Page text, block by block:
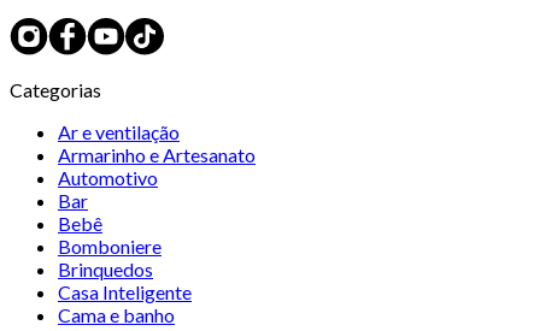
Categorias
Ar e ventilação
Armarinho e Artesanato
Automotivo
Bar
Bebê
Bomboniere
Brinquedos
Casa Inteligente
Cama e banho